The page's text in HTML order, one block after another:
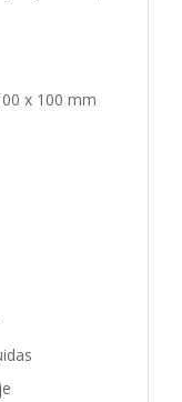
x 100 mm